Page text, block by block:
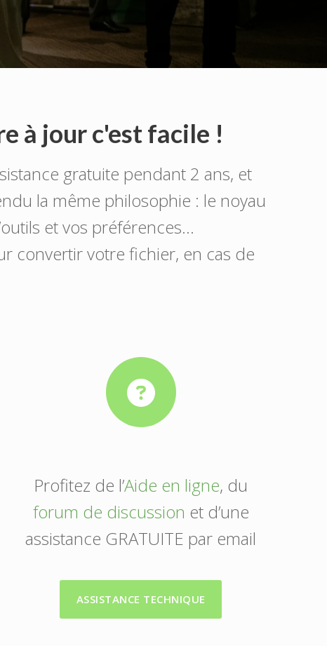
à jour c'est facile !
gratuite pendant 2 ans, et
la même philosophie : le noyau
et vos préférences…
convertir votre fichier, en cas de
Profitez de l’Aide en ligne, du
forum de discussion et d’une
assistance GRATUITE par email
ASSISTANCE TECHNIQUE